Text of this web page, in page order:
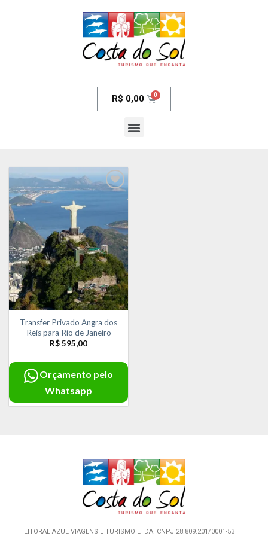
R$ 0,00
aos meus
desejos
Transfer Privado Angra dos
Reis para Rio de Janeiro
R$595,00
Orçamento pelo
Whatsapp
LITORAL AZUL VIAGENS E TURISMO LTDA. CNPJ 28.809.201/0001-53